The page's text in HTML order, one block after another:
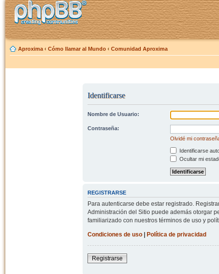
Aproxima ‹ Cómo llamar al Mundo ‹ Comunidad Aproxima
Identificarse
Nombre de Usuario:
Contraseña:
Olvidé mi
Identificarse
Ocultar mi
REGISTRARSE
Para autenticarse debe estar registrado.
Administración del Sitio puede además otorgar
familiarizado con nuestros términos de uso y
Condiciones de uso| Política de privacidad
Registrarse